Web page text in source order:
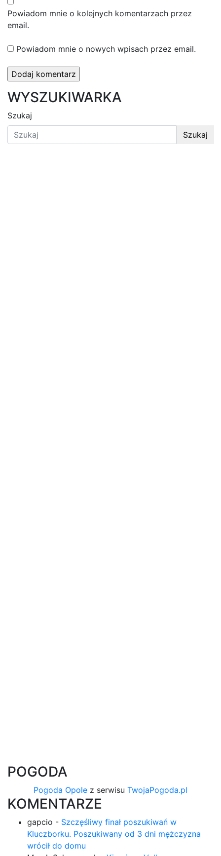
Powiadom mnie o kolejnych komentarzach przez
email.
Powiadom mnie o nowych wpisach przez email.
WYSZUKIWARKA
Szukaj
Szukaj
POGODA
Pogoda Opole z serwisu TwojaPogoda.pl
KOMENTARZE
gapcio - Szczęśliwy finał poszukiwań w
Kluczborku. Poszukiwany od 3 dni mężczyzna
wrócił do domu